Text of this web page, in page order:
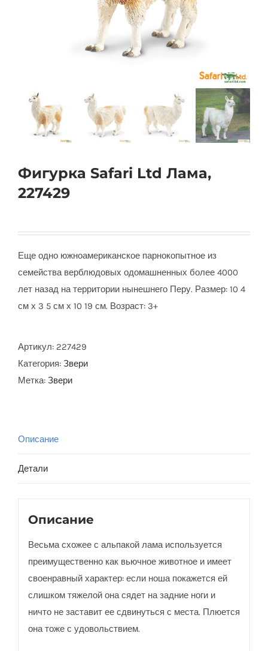
Фигурка Safari Ltd Лама,
227429
Еще одно южноамериканское парнокопытное из
семейства верблюдовых одомашненных более 4000
лет назад на территории нынешнего Перу. Размер: 10 4
см х 3 5 см х 10 19 см. Возраст: 3+
Артикул: 227429
Категория: Звери
Метка: Звери
Описание
Детали
Описание
Весьма схожее с альпакой лама используется
преимущественно как вьючное животное и имеет
своенравный характер: если ноша покажется ей
слишком тяжелой она сядет на задние ноги и
ничто не заставит ее сдвинуться с места. Плюется
она тоже с удовольствием.